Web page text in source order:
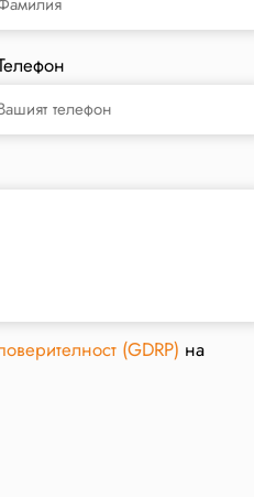
(GDRP) на